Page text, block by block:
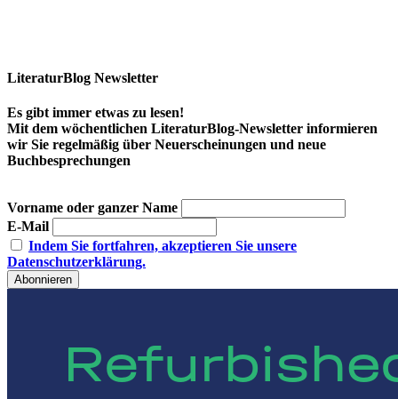
LiteraturBlog Newsletter
Es gibt immer etwas zu lesen!
Mit dem wöchentlichen LiteraturBlog-Newsletter informieren
wir Sie regelmäßig über Neuerscheinungen und neue
Buchbesprechungen
Vorname oder ganzer Name
E-Mail
Indem Sie fortfahren, akzeptieren Sie unsere
Datenschutzerklärung.